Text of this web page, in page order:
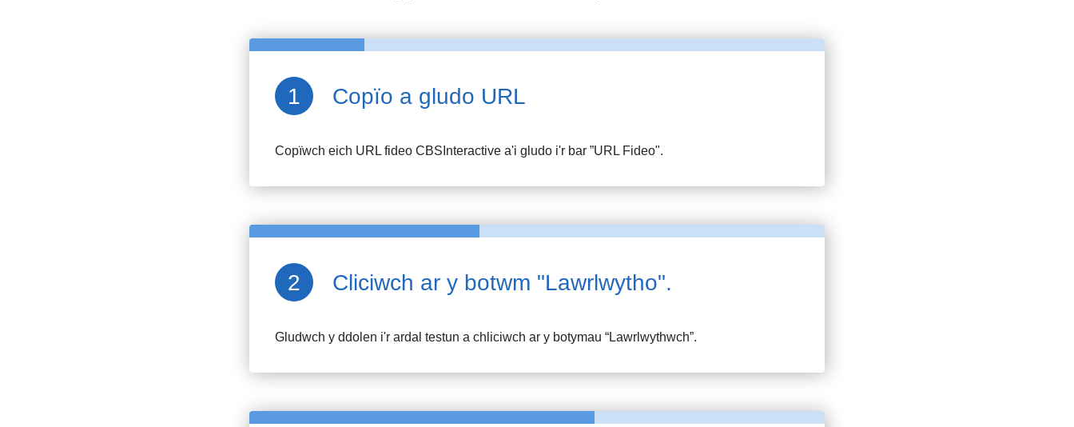
Copïo a gludo URL
Copïwch eich URL fideo CBSInteractive a'i gludo i'r bar ”URL Fideo".
Cliciwch ar y botwm "Lawrlwytho".
Gludwch y ddolen i'r ardal testun a chliciwch ar y botymau “Lawrlwythwch”.